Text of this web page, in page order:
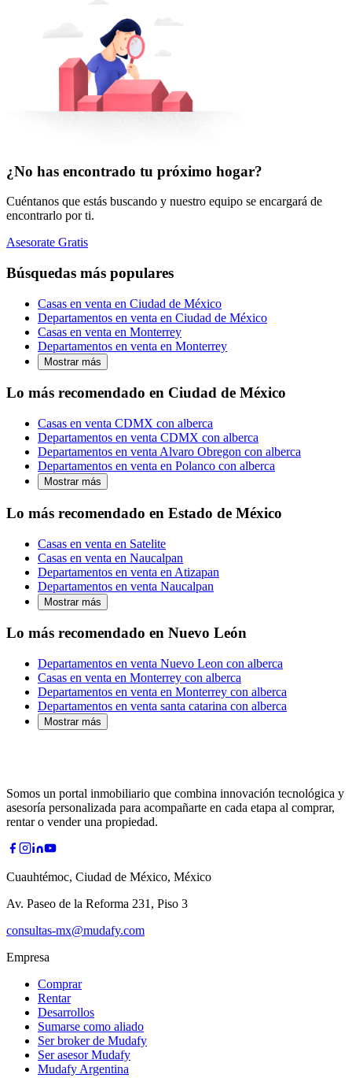
¿No has encontrado tu próximo hogar?
Cuéntanos que estás buscando y nuestro equipo se encargará de
encontrarlo por ti.
Asesorate Gratis
Búsquedas más populares
Casas en venta en Ciudad de México
Departamentos en venta en Ciudad de México
Casas en venta en Monterrey
Departamentos en venta en Monterrey
Mostrar más
Lo más recomendado en Ciudad de México
Casas en venta CDMX con alberca
Departamentos en venta CDMX con alberca
Departamentos en venta Alvaro Obregon con alberca
Departamentos en venta en Polanco con alberca
Mostrar más
Lo más recomendado en Estado de México
Casas en venta en Satelite
Casas en venta en Naucalpan
Departamentos en venta en Atizapan
Departamentos en venta Naucalpan
Mostrar más
Lo más recomendado en Nuevo León
Departamentos en venta Nuevo Leon con alberca
Casas en venta en Monterrey con alberca
Departamentos en venta en Monterrey con alberca
Departamentos en venta santa catarina con alberca
Mostrar más
Somos un portal inmobiliario que combina innovación tecnológica y
asesoría personalizada para acompañarte en cada etapa al comprar,
rentar o vender una propiedad.
Cuauhtémoc, Ciudad de México, México
Av. Paseo de la Reforma 231, Piso 3
consultas-mx@mudafy.com
Empresa
Comprar
Rentar
Desarrollos
Sumarse como aliado
Ser broker de Mudafy
Ser asesor Mudafy
Mudafy Argentina